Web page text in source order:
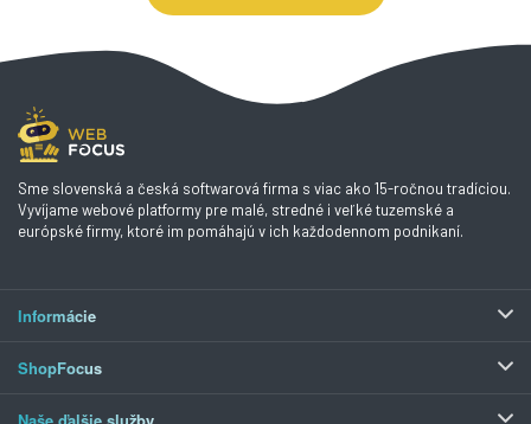
Sme slovenská a česká softwarová firma s viac ako 15-ročnou tradíciou.
Vyvíjame webové platformy pre malé, stredné i veľké tuzemské a
európské firmy, ktoré im pomáhajú v ich každodennom podnikaní.
Informácie
ShopFocus